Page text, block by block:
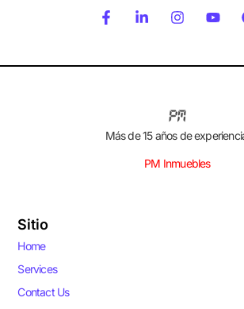
Más de 15 años de
PM Inmuebles
Sitio
Home
Services
Contact Us